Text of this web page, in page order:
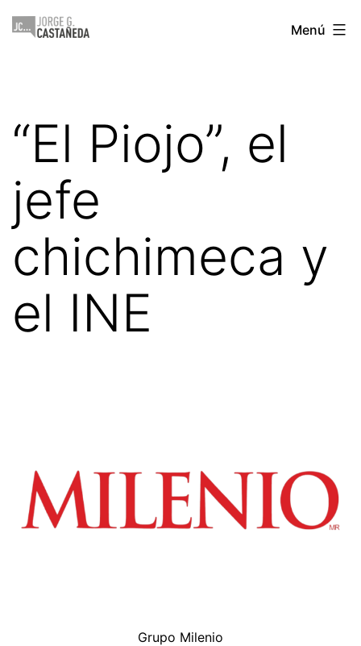
Saltar
Jorge
Menú
“El Piojo”, el
jefe
chichimeca y
el INE
Grupo Milenio